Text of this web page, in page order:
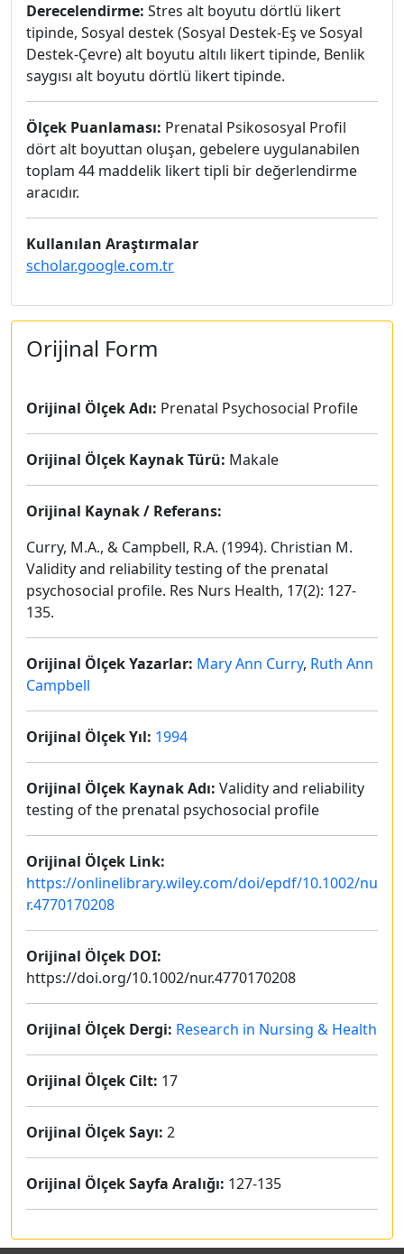
Derecelendirme: Stres alt boyutu dörtlü likert
tipinde, Sosyal destek (Sosyal Destek-Eş ve Sosyal
Destek-Çevre) alt boyutu altılı likert tipinde, Benlik
saygısı alt boyutu dörtlü likert tipinde.
Ölçek Puanlaması: Prenatal Psikososyal Profil
dört alt boyuttan oluşan, gebelere uygulanabilen
toplam 44 maddelik likert tipli bir değerlendirme
aracıdır.
Kullanılan Araştırmalar
scholar.google.com.tr
Orijinal Form
Orijinal Ölçek Adı: Prenatal Psychosocial Profile
Orijinal Ölçek Kaynak Türü: Makale
Orijinal Kaynak / Referans:
Curry, M.A., & Campbell, R.A. (1994). Christian M.
Validity and reliability testing of the prenatal
psychosocial profile. Res Nurs Health, 17(2): 127-
135.
Orijinal Ölçek Yazarlar: Mary Ann Curry, Ruth Ann
Campbell
Orijinal Ölçek Yıl: 1994
Orijinal Ölçek Kaynak Adı: Validity and reliability
testing of the prenatal psychosocial profile
Orijinal Ölçek Link:
https://onlinelibrary.wiley.com/doi/epdf/10.1002/nu
r.4770170208
Orijinal Ölçek DOI:
https://doi.org/10.1002/nur.4770170208
Orijinal Ölçek Dergi: Research in Nursing & Health
Orijinal Ölçek Cilt: 17
Orijinal Ölçek Sayı: 2
Orijinal Ölçek Sayfa Aralığı: 127-135